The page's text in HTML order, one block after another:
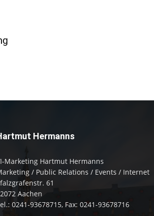
Hermanns
Marketing Hartmut Hermanns
/ Public Relations / Events / Internet
61
Aachen
0241-93678715, Fax: 0241-93678716